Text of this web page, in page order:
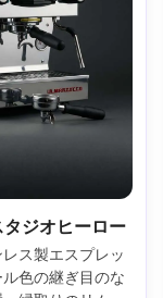
ジオヒーロー
ス製エスプレッ
色の継ぎ目のな